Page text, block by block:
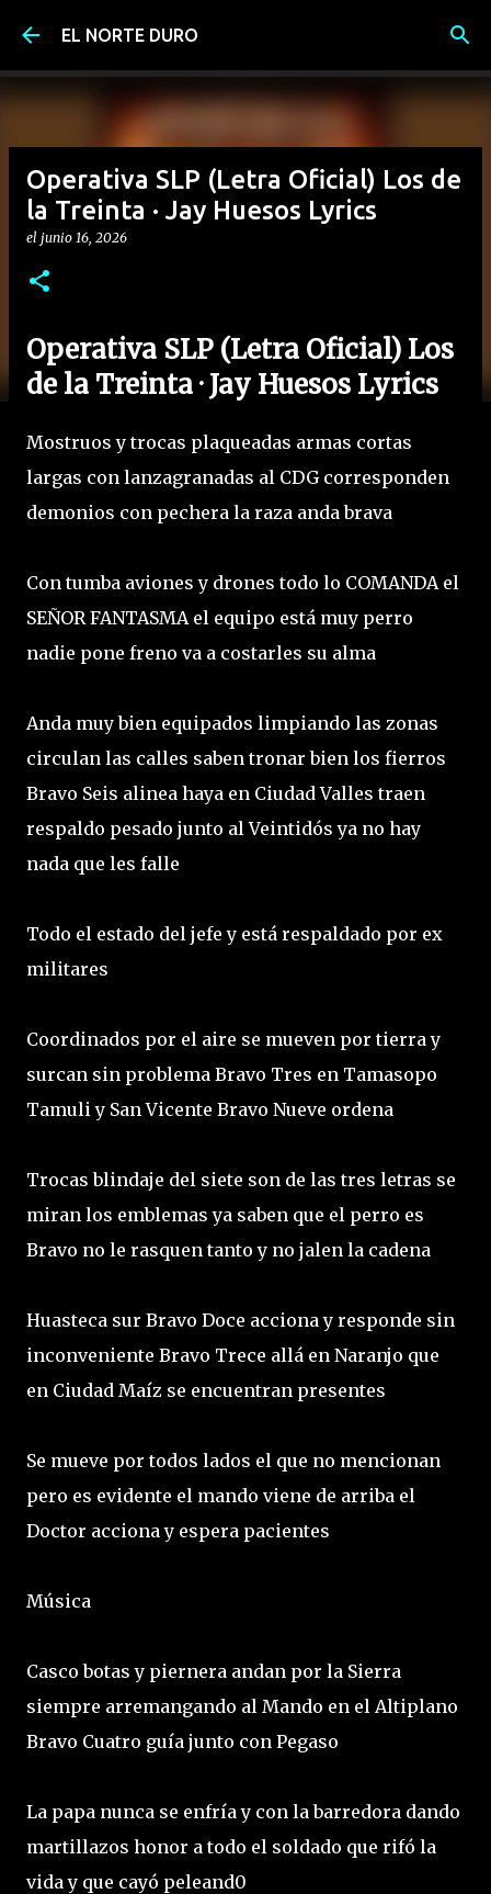
Ir al contenido principal
EL NORTE DURO
Operativa SLP (Letra Oficial) Los de
la Treinta · Jay Huesos Lyrics
el junio 16, 2026
Operativa SLP (Letra Oficial) Los
de la Treinta · Jay Huesos Lyrics
Mostruos y trocas plaqueadas armas cortas
largas con lanzagranadas al CDG corresponden
demonios con pechera la raza anda brava
Con tumba aviones y drones todo lo COMANDA el
SEÑOR FANTASMA el equipo está muy perro
nadie pone freno va a costarles su alma
Anda muy bien equipados limpiando las zonas
circulan las calles saben tronar bien los fierros
Bravo Seis alinea haya en Ciudad Valles traen
respaldo pesado junto al Veintidós ya no hay
nada que les falle
Todo el estado del jefe y está respaldado por ex
militares
Coordinados por el aire se mueven por tierra y
surcan sin problema Bravo Tres en Tamasopo
Tamuli y San Vicente Bravo Nueve ordena
Trocas blindaje del siete son de las tres letras se
miran los emblemas ya saben que el perro es
Bravo no le rasquen tanto y no jalen la cadena
Huasteca sur Bravo Doce acciona y responde sin
inconveniente Bravo Trece allá en Naranjo que
en Ciudad Maíz se encuentran presentes
Se mueve por todos lados el que no mencionan
pero es evidente el mando viene de arriba el
Doctor acciona y espera pacientes
Música
Casco botas y piernera andan por la Sierra
siempre arremangando al Mando en el Altiplano
Bravo Cuatro guía junto con Pegaso
La papa nunca se enfría y con la barredora dando
martillazos honor a todo el soldado que rifó la
vida y que cayó peleand0